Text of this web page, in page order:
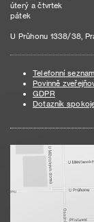
úterý a čtvrtek
pátek
U Průhonu 1338/38,
Telefonní seznam
Povinně
GDPR
Dotazník